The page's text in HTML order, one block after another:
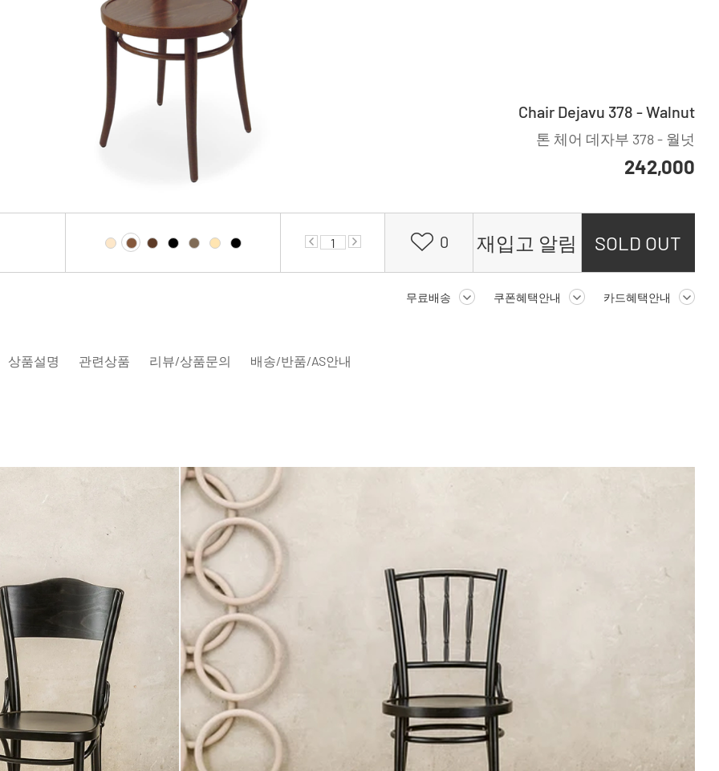
Chair Dejavu 378 - Walnut
톤 체어 데자부 378 - 월넛
242,000
0 재입고 알림 SOLD OUT
무료배송 쿠폰혜택안내 카드혜택안내
상품설명 관련상품 리뷰/상품문의 배송/반품/AS안내